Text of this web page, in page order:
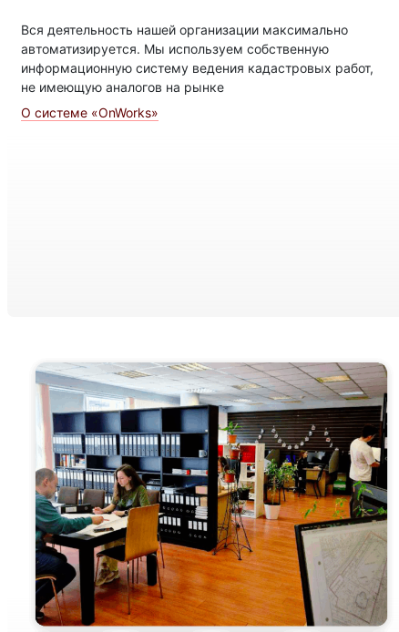
Вся деятельность нашей организации максимально
автоматизируется. Мы используем собственную
информационную систему ведения кадастровых работ,
не имеющую аналогов на рынке
О системе «OnWorks»